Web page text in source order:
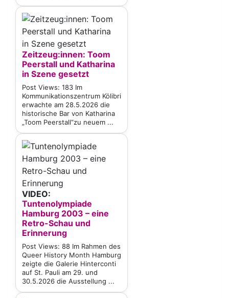
Zeitzeug:innen: Toom
Peerstall und Katharina
in Szene gesetzt
Post Views: 183 Im
Kommunikationszentrum Kölibri
erwachte am 28.5.2026 die
historische Bar von Katharina
„Toom Peerstall“zu neuem ...
VIDEO:
Tuntenolympiade
Hamburg 2003 – eine
Retro-Schau und
Erinnerung
Post Views: 88 Im Rahmen des
Queer History Month Hamburg
zeigte die Galerie Hinterconti
auf St. Pauli am 29. und
30.5.2026 die Ausstellung ...